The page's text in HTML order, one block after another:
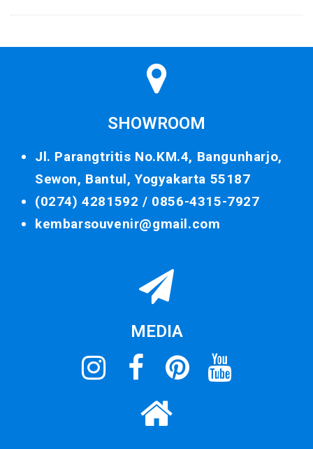
SHOWROOM
Jl. Parangtritis No.KM.4, Bangunharjo,
Sewon, Bantul, Yogyakarta 55187
(0274) 4281592 / 0856-4315-7927
kembarsouvenir@gmail.com
MEDIA